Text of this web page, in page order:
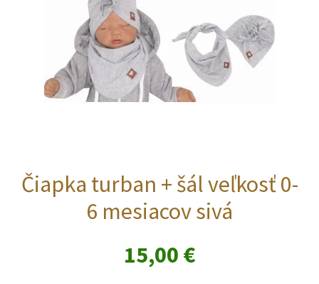
Čiapka turban + šál veľkosť 0-
6 mesiacov sivá
15,00 €